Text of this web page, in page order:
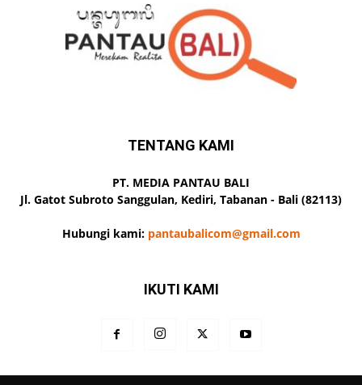
TENTANG KAMI
PT. MEDIA PANTAU BALI
Jl. Gatot Subroto Sanggulan, Kediri, Tabanan - Bali (82113)
Hubungi kami: pantaubalicom@gmail.com
IKUTI KAMI